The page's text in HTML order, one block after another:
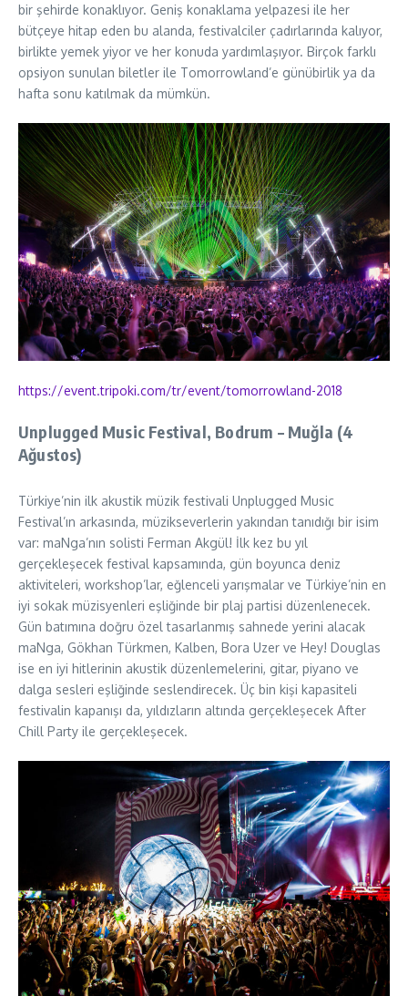
bir şehirde konaklıyor. Geniş konaklama yelpazesi ile her
bütçeye hitap eden bu alanda, festivalciler çadırlarında kalıyor,
birlikte yemek yiyor ve her konuda yardımlaşıyor. Birçok farklı
opsiyon sunulan biletler ile Tomorrowland’e günübirlik ya da
hafta sonu katılmak da mümkün.
https://event.tripoki.com/tr/event/tomorrowland-2018
Unplugged Music Festival, Bodrum – Muğla (4
Ağustos)
Türkiye’nin ilk akustik müzik festivali Unplugged Music
Festival’ın arkasında, müzikseverlerin yakından tanıdığı bir isim
var: maNga’nın solisti Ferman Akgül! İlk kez bu yıl
gerçekleşecek festival kapsamında, gün boyunca deniz
aktiviteleri, workshop’lar, eğlenceli yarışmalar ve Türkiye’nin en
iyi sokak müzisyenleri eşliğinde bir plaj partisi düzenlenecek.
Gün batımına doğru özel tasarlanmış sahnede yerini alacak
maNga, Gökhan Türkmen, Kalben, Bora Uzer ve Hey! Douglas
ise en iyi hitlerinin akustik düzenlemelerini, gitar, piyano ve
dalga sesleri eşliğinde seslendirecek. Üç bin kişi kapasiteli
festivalin kapanışı da, yıldızların altında gerçekleşecek After
Chill Party ile gerçekleşecek.